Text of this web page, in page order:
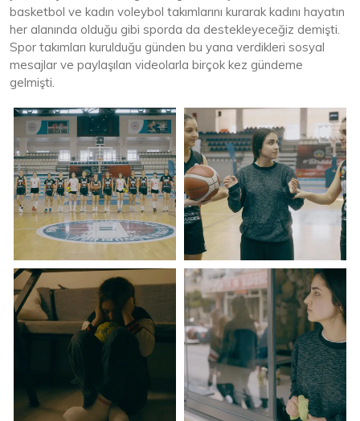
basketbol ve kadın voleybol takımlarını kurarak kadını hayatın
her alanında olduğu gibi sporda da destekleyeceğiz demişti.
Spor takımları kurulduğu günden bu yana verdikleri sosyal
mesajlar ve paylaşılan videolarla birçok kez gündeme
gelmişti.